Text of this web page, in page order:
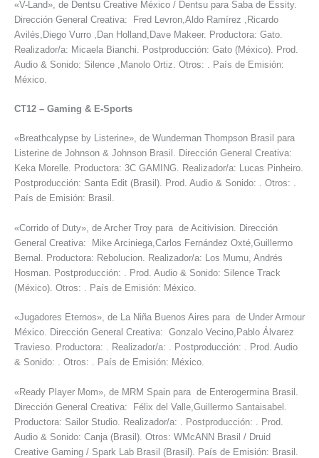
«V-Land», de Dentsu Creative México / Dentsu para Saba de Essity.
Dirección General Creativa: Fred Levron,Aldo Ramírez ,Ricardo
Avilés,Diego Vurro ,Dan Holland,Dave Makeer. Productora: Gato.
Realizador/a: Micaela Bianchi. Postproducción: Gato (México). Prod.
Audio & Sonido: Silence ,Manolo Ortiz. Otros: . País de Emisión:
México.
CT12 – Gaming & E-Sports
«Breathcalypse by Listerine», de Wunderman Thompson Brasil para
Listerine de Johnson & Johnson Brasil. Dirección General Creativa:
Keka Morelle. Productora: 3C GAMING. Realizador/a: Lucas Pinheiro.
Postproducción: Santa Edit (Brasil). Prod. Audio & Sonido: . Otros: .
País de Emisión: Brasil.
«Corrido of Duty», de Archer Troy para de Acitivision. Dirección
General Creativa: Mike Arciniega,Carlos Fernández Oxté,Guillermo
Bernal. Productora: Rebolucion. Realizador/a: Los Mumu, Andrés
Hosman. Postproducción: . Prod. Audio & Sonido: Silence Track
(México). Otros: . País de Emisión: México.
«Jugadores Eternos», de La Niña Buenos Aires para de Under Armour
México. Dirección General Creativa: Gonzalo Vecino,Pablo Álvarez
Travieso. Productora: . Realizador/a: . Postproducción: . Prod. Audio
& Sonido: . Otros: . País de Emisión: México.
«Ready Player Mom», de MRM Spain para de Enterogermina Brasil.
Dirección General Creativa: Félix del Valle,Guillermo Santaisabel.
Productora: Sailor Studio. Realizador/a: . Postproducción: . Prod.
Audio & Sonido: Canja (Brasil). Otros: WMcANN Brasil / Druid
Creative Gaming / Spark Lab Brasil (Brasil). País de Emisión: Brasil.